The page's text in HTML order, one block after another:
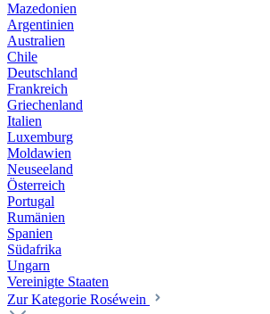
Mazedonien
Argentinien
Australien
Chile
Deutschland
Frankreich
Griechenland
Italien
Luxemburg
Moldawien
Neuseeland
Österreich
Portugal
Rumänien
Spanien
Südafrika
Ungarn
Vereinigte Staaten
Zur Kategorie Roséwein